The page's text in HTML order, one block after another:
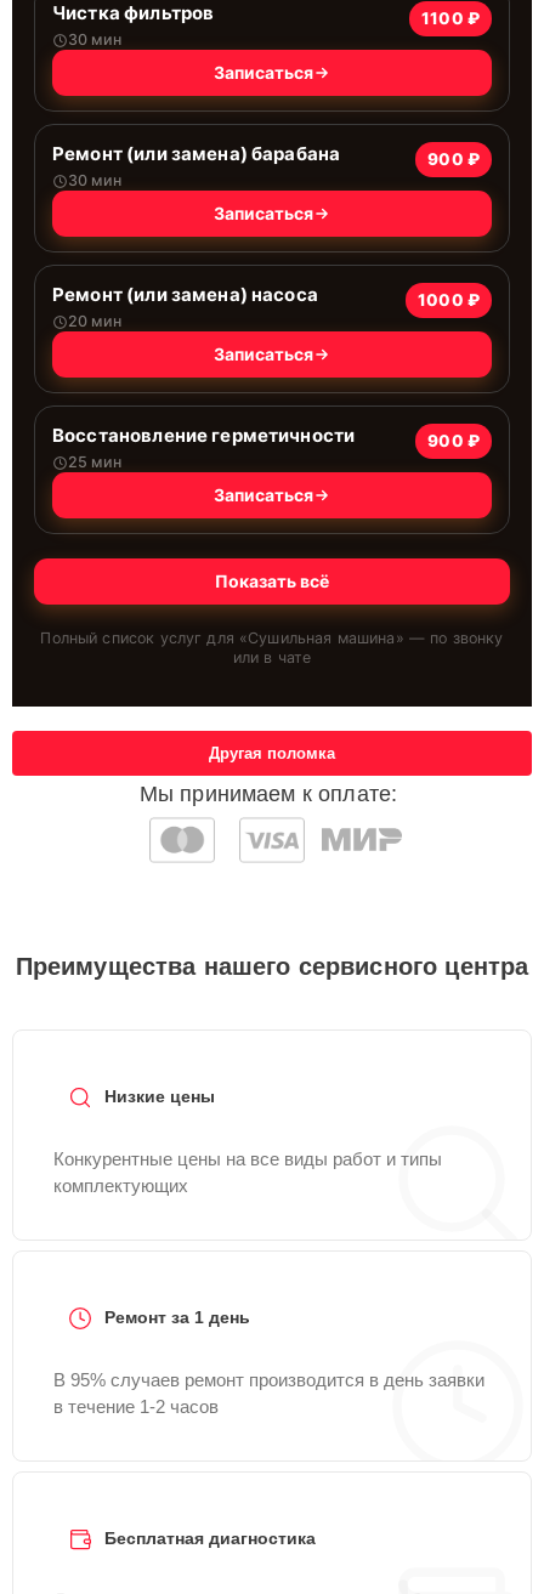
Чистка фильтров
30 мин
1100 ₽
Записаться
Ремонт (или замена) барабана
30 мин
900 ₽
Записаться
Ремонт (или замена) насоса
20 мин
1000 ₽
Записаться
Восстановление герметичности
25 мин
900 ₽
Записаться
Показать всё
Полный список услуг для «Сушильная машина » — по звонку
или в чате
Мы принимаем к оплате:
Другая поломка
Преимущества нашего сервисного центра
Низкие цены
Конкурентные цены на все виды работ и типы
комплектующих
Ремонт за 1 день
В 95% случаев ремонт производится в день заявки
в течение 1-2 часов
Бесплатная диагностика